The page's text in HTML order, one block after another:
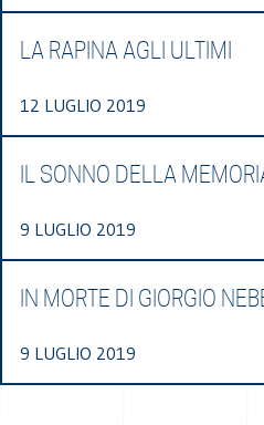
LA RAPINA AGLI ULTIMI
12 LUGLIO 2019
IL SONNO DELLA
9 LUGLIO 2019
IN MORTE DI GIORGIO
9 LUGLIO 2019